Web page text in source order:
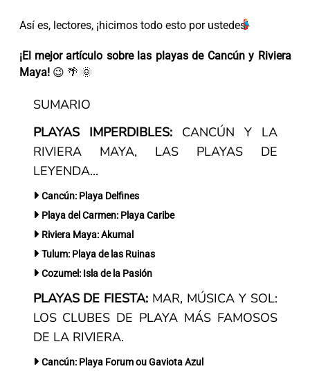
Así es, lectores, ¡hicimos todo esto por ustedes!
¡El mejor artículo sobre las playas de Cancún y Riviera
Maya!😉 🌴 🌞
SUMARIO
PLAYAS IMPERDIBLES:CANCÚN Y LA
RIVIERA MAYA, LAS PLAYAS DE
LEYENDA...
Cancún: Playa Delfines
Playa del Carmen: Playa Caribe
Riviera Maya: Akumal
Tulum: Playa de las Ruinas
Cozumel: Isla de la Pasión
PLAYAS DE FIESTA: MAR, MÚSICA Y SOL:
LOS CLUBES DE PLAYA MÁS FAMOSOS
DE LA RIVIERA.
Cancún: Playa Forum ou Gaviota Azul